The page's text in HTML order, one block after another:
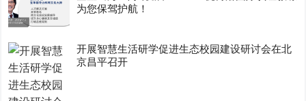
为您保驾护航！
开展智慧生活研学促进生态校园建设研讨会在北
京昌平召开